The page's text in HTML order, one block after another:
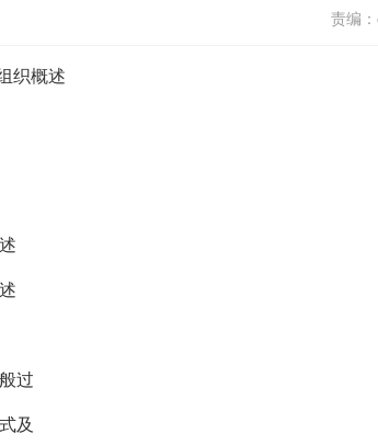
责编：
织概述
过
及